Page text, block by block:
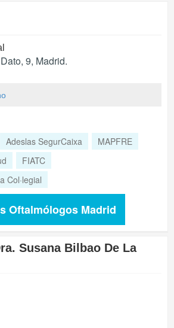
9, Madrid.
Adeslas SegurCaixa
MAPFRE
FIATC
Col·legial
Oftalmólogos Madrid
Susana Bilbao De La